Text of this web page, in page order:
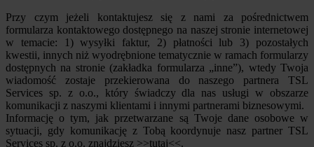
Przy czym jeżeli kontaktujesz się z nami za pośrednictwem
formularza kontaktowego dostępnego na naszej stronie internetowej
w temacie: 1) wysyłki faktur, 2) płatności lub 3) pozostałych
kwestii, innych niż wyodrębnione tematycznie w ramach formularzy
dostępnych na stronie (zakładka formularza „inne”), wtedy Twoja
wiadomość zostaje przekierowana do naszego partnera TSL
Services sp. z o.o., który świadczy dla nas usługi w obszarze
komunikacji z naszymi klientami i innymi partnerami biznesowymi.
Informację o tym, jak przetwarzane są Twoje dane osobowe w
sytuacji, gdy komunikację z Tobą koordynuje nasz partner TSL
Services sp. z o.o. znajdziesz >>tutaj<<.